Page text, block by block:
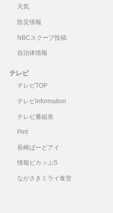
天気
防災情報
NBCスクープ投稿
自治体情報
テレビ
テレビTOP
テレビinformation
テレビ番組表
Pint
長崎ばーどアイ
情報ピカッぷS
ながさきミライ食堂